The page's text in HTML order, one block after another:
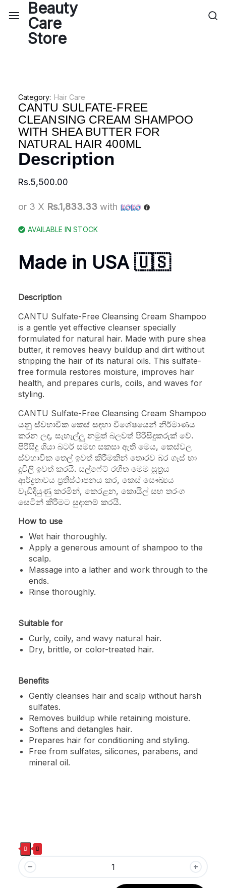
Category: Hair Care
CANTU SULFATE-FREE
CLEANSING CREAM SHAMPOO
WITH SHEA BUTTER FOR
NATURAL HAIR 400ML
Description
Rs.5,500.00
or 3 X Rs.1,833.33 with
AVAILABLE IN STOCK
Made in USA 🇺🇸
Description
CANTU Sulfate-Free Cleansing Cream Shampoo
is a gentle yet effective cleanser specially
formulated for natural hair. Made with pure shea
butter, it removes heavy buildup and dirt without
stripping the hair of its natural oils. This sulfate-
free formula restores moisture, improves hair
health, and prepares curls, coils, and waves for
styling.
CANTU Sulfate-Free Cleansing Cream Shampoo
යනු ස්වභාවික කෙස් සඳහා විශේෂයෙන් නිර්මාණය
කරන ලද, සැහැල්ලු නමුත් බලවත් පිරිසිදුකරුක් වේ.
පිරිසිදු ශියා බටර් සමඟ සකසා ඇති මෙය, කෙස්වල
ස්වභාවික තෙල් ඉවත් කිරීමකින් තොරව බර ගෑස් හා
දූවිලි ඉවත් කරයි. සල්ෆේට් රහිත මෙම සූත්‍රය
ආර්ද්‍රතාවය ප්‍රතිස්ථාපනය කර, කෙස් සෞඛ්‍යය
වැඩිදියුණු කරමින්, කෙරළන, කොයිල් සහ තරංග
සෙටින් කිරීමට සුදානම් කරයි.
How to use
Wet hair thoroughly.
Apply a generous amount of shampoo to the
scalp.
Massage into a lather and work through to the
ends.
Rinse thoroughly.
Suitable for
Curly, coily, and wavy natural hair.
Dry, brittle, or color-treated hair.
Benefits
Gently cleanses hair and scalp without harsh
sulfates.
Removes buildup while retaining moisture.
Softens and detangles hair.
Prepares hair for conditioning and styling.
Free from sulfates, silicones, parabens, and
mineral oil.